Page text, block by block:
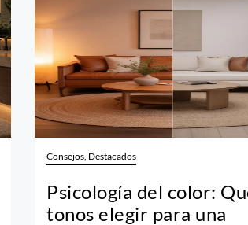
Consejos, Destacados
Psicología del color:
tonos elegir para una